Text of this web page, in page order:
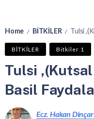
Home / BİTKİLER / Tulsi
BİTKİLER Bitkiler 1
Tulsi
Basil
Ecz. Hakan